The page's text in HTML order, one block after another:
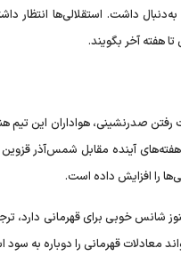
داشت. استقلالی‌ها
هفته آخر بگویند.
صدرنشینی، هواداران این تیم
را افزایش داده است.
معادلات قهرمانی را دوباره به سود